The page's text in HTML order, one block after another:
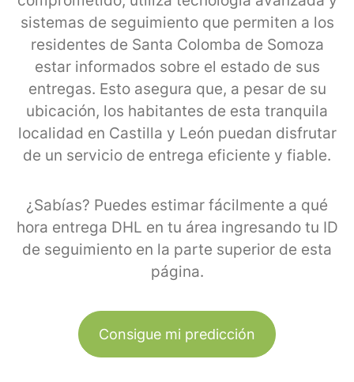
sistemas de seguimiento que permiten a los
residentes de Santa Colomba de Somoza
estar informados sobre el estado de sus
entregas. Esto asegura que, a pesar de su
ubicación, los habitantes de esta tranquila
localidad en Castilla y León puedan disfrutar
de un servicio de entrega eficiente y fiable.
¿Sabías? Puedes estimar fácilmente a qué
hora entrega DHL en tu área ingresando tu ID
de seguimiento en la parte superior de esta
página.
Consigue mi predicción